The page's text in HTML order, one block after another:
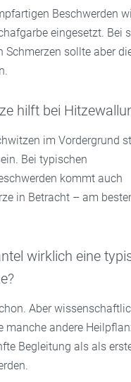
Beschwerden
eingesetzt. Bei
Schmerzen sollte aber
hilft bei
im Vordergrund
Bei typischen
kommt auch
in Betracht – am
wirklich eine
Aber
manche andere
Begleitung als als